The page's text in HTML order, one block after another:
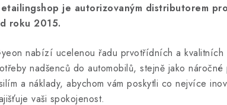
je autorizovaným distributorem
roku 2015.
nabízí ucelenou řadu prvotřídních a kvalitních
nadšenců do automobilů, stejně jako
a náklady, abychom vám poskytli co nejvíce
vaši spokojenost.